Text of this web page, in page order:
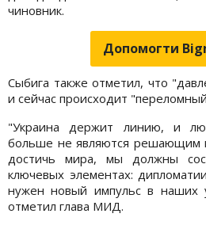
чиновник.
Допомогти
Сыбига также отметил, что
и сейчас происходит
"Украина держит линию, и
больше не являются решающим
достичь мира, мы должны
ключевых элементах:
нужен новый импульс в наших
отметил глава МИД.